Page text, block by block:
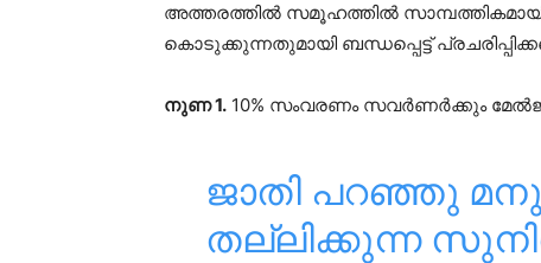
അത്തരത്തിൽ സമൂഹത്തിൽ സാമ്പത്തികമായി
കൊടുക്കുന്നതുമായി ബന്ധപ്പെട്ട്
നുണ 1. 10% സംവരണം സവർണർക്കും
ജാതി പറഞ്ഞു
തല്ലിക്കുന്ന